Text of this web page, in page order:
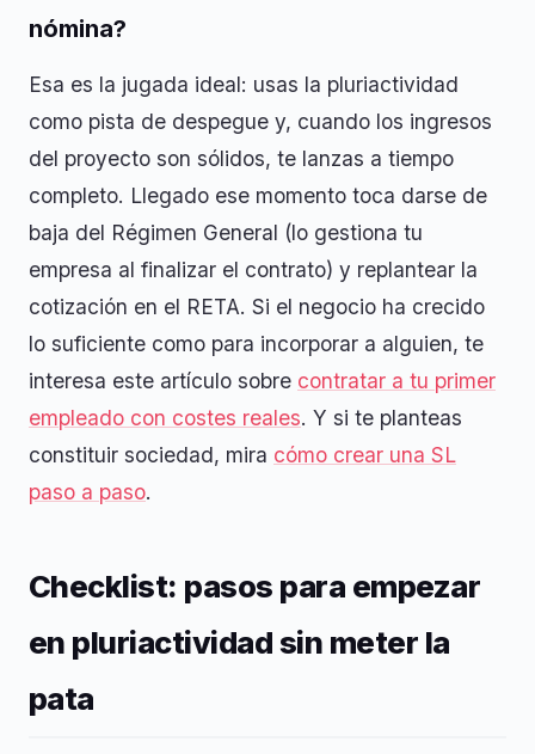
nómina?
Esa es la jugada ideal: usas la pluriactividad
como pista de despegue y, cuando los ingresos
del proyecto son sólidos, te lanzas a tiempo
completo. Llegado ese momento toca darse de
baja del Régimen General (lo gestiona tu
empresa al finalizar el contrato) y replantear la
cotización en el RETA. Si el negocio ha crecido
lo suficiente como para incorporar a alguien, te
interesa este artículo sobre contratar a tu primer
empleado con costes reales. Y si te planteas
constituir sociedad, mira cómo crear una SL
paso a paso.
Checklist: pasos para empezar
en pluriactividad sin meter la
pata